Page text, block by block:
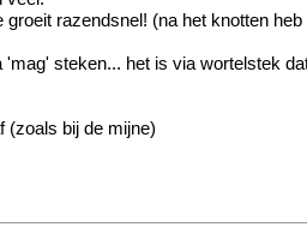
razendsnel! (na het knotten
steken... het is via wortelstek
(zoals bij de mijne)